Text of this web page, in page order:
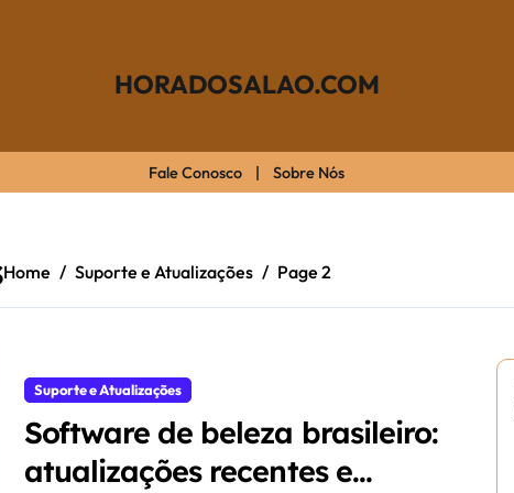
HORADOSALAO.COM
Fale Conosco | Sobre Nós
Home Suporte e Atualizações Page 2
Suporte e Atualizações
Software de beleza brasileiro:
atualizações recentes e